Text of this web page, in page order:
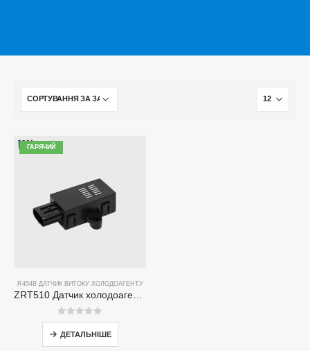
ГАРЯЧИЙ
R454B ДАТЧИК ВИТОКУ ХОЛОДОАГЕНТУ
0з 5
ДЕТАЛЬНІШЕ